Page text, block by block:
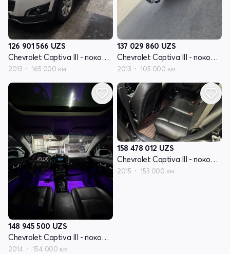
126 901 566 UZS
Chevrolet Captiva III - поколение
2013 165 000 км
137 029 860 UZS
Chevrolet Captiva III - поколение
2013 105 000 км
148 945 500 UZS
Chevrolet Captiva III - поколение
2014 154 000 км
158 478 012 UZS
Chevrolet Captiva III - поколение
2015 153 000 км